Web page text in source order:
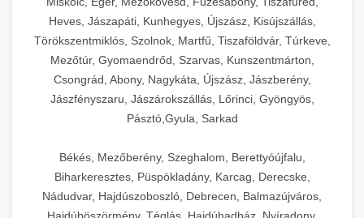
Heves, Jászapáti, Kunhegyes, Újszász, Kisújszállás,
Törökszentmiklós, Szolnok, Martfű, Tiszaföldvár, Túrkeve,
Mezőtúr, Gyomaendrőd, Szarvas, Kunszentmárton,
Csongrád, Abony, Nagykáta, Újszász, Jászberény,
Jászfényszaru, Jászárokszállás, Lőrinci, Gyöngyös,
Pásztó,Gyula, Sarkad
Békés, Mezőberény, Szeghalom, Berettyóújfalu,
Biharkeresztes, Püspökladány, Karcag, Derecske,
Nádudvar, Hajdúszoboszló, Debrecen, Balmazújváros,